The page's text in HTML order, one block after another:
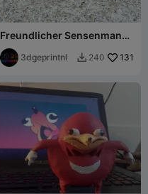
Freundlicher Sensenmann
– winkender Sensenträger
3dgeprintnl  240 131